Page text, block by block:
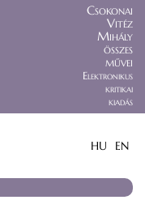
Csokonai
Vitéz
Mihály
összes
művei
Elektronikus
kritikai
kiadás
HU EN